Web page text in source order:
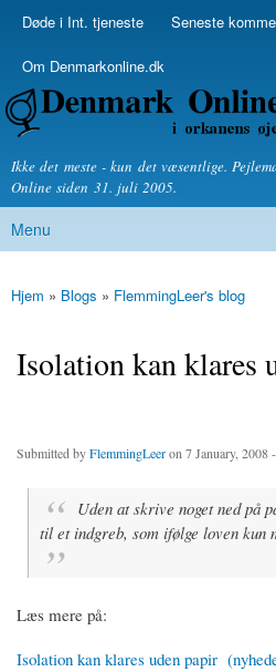
Skip to
Secondary menu
Døde i Int. tjeneste Seneste
Om Denmarkonline.dk
Denmarkonline.dk -
Ikke det meste - kun det væsentlige.
Online siden 31. juli 2005.
Main menu
Menu
You are here
Hjem » Blogs » FlemmingLeer's blog
Isolation kan klares
Submitted byFlemmingLeeron 7 January, 2008
Uden at skrive noget ned på
til et indgreb, som ifølge loven kun
Læs mere på:
Isolation kan klares uden papir